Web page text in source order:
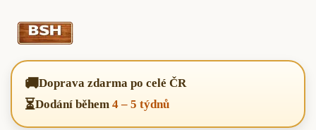
🚚Doprava zdarma po celé ČR
⏳Dodání během 4 – 5 týdnů